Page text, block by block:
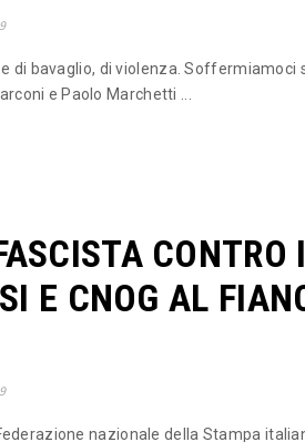
di bavaglio, di violenza. Soffermiamoci
e Paolo Marchetti ...
E CNOG AL
nazionale della Stampa